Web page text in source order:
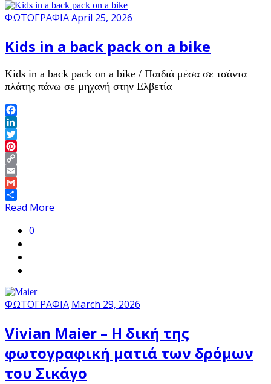
ΦΩΤΟΓΡΑΦΙΑApril 25, 2026
Kids in a back pack on a bike
Kids in a back pack on a bike / Παιδιά μέσα σε τσάντα
πλάτης πάνω σε μηχανή στην Ελβετία
Facebook
LinkedIn
Twitter
Pinterest
Copy
Link
Email
Gmail
Share
Read More
0
ΦΩΤΟΓΡΑΦΙΑ March 29, 2026
Vivian Maier – Η δική της
φωτογραφική ματιά των δρόμων
του Σικάγο